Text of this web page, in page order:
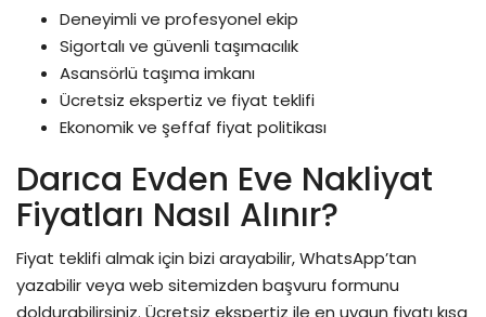
Deneyimli ve profesyonel ekip
Sigortalı ve güvenli taşımacılık
Asansörlü taşıma imkanı
Ücretsiz ekspertiz ve fiyat teklifi
Ekonomik ve şeffaf fiyat politikası
Darıca Evden Eve Nakliyat
Fiyatları Nasıl Alınır?
Fiyat teklifi almak için bizi arayabilir, WhatsApp’tan
yazabilir veya web sitemizden başvuru formunu
doldurabilirsiniz. Ücretsiz ekspertiz ile en uygun fiyatı kısa